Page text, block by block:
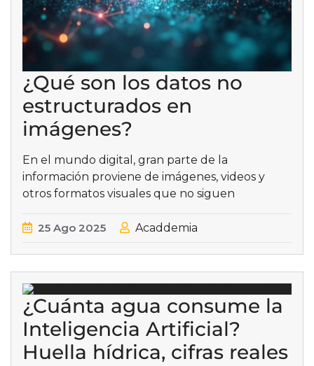
¿Qué son los datos no
estructurados en
imágenes?
En el mundo digital, gran parte de la
información proviene de imágenes, videos y
otros formatos visuales que no siguen
25 Ago 2025 Acaddemia
¿Cuánta agua consume la
Inteligencia Artificial?
Huella hídrica, cifras reales